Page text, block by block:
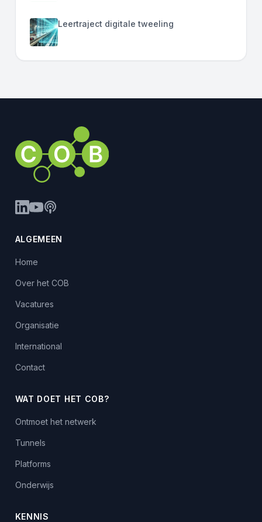
Leertraject digitale tweeling
ALGEMEEN
Home
Over het COB
Vacatures
Organisatie
International
Contact
WAT DOET HET COB?
Ontmoet het netwerk
Tunnels
Platforms
Onderwijs
KENNIS